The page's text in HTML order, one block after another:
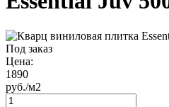
Под заказ
Цена:
1890
руб./м2